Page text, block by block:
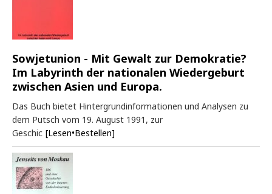
Sowjetunion - Mit Gewalt zur Demokratie?
Im Labyrinth der nationalen Wiedergeburt
zwischen Asien und Europa.
Das Buch bietet Hintergrundinformationen und Analysen zu
dem Putsch vom 19. August 1991, zur
Geschic [Lesen•Bestellen]